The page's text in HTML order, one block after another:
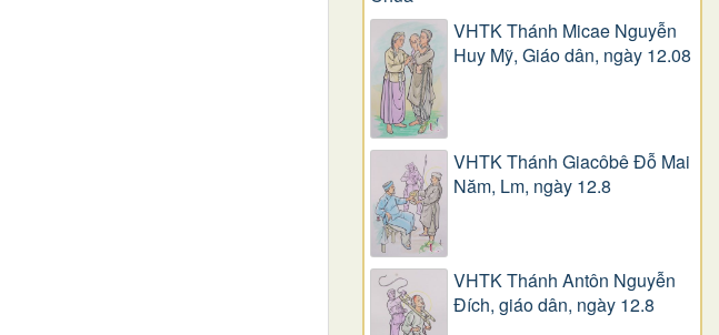
VHTK Thánh Micae Nguyễn
Huy Mỹ, Giáo dân, ngày 12.08
VHTK Thánh Giacôbê Ðỗ Mai
Năm, Lm, ngày 12.8
VHTK Thánh Antôn Nguyễn
Ðích, giáo dân, ngày 12.8